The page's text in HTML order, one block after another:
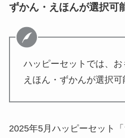
ずかん・えほんが選択可
ハッピーセットでは、お
えほん・ずかんが選択可
2025年5月ハッピーセット